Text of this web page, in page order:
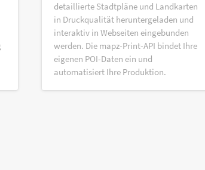
detaillierte Stadtpläne und Landkarten
in Druckqualität heruntergeladen und
interaktiv in Webseiten eingebunden
werden. Die mapz-Print-API bindet Ihre
eigenen POI-Daten ein und
automatisiert Ihre Produktion.